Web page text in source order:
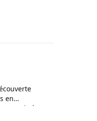
en
couple à